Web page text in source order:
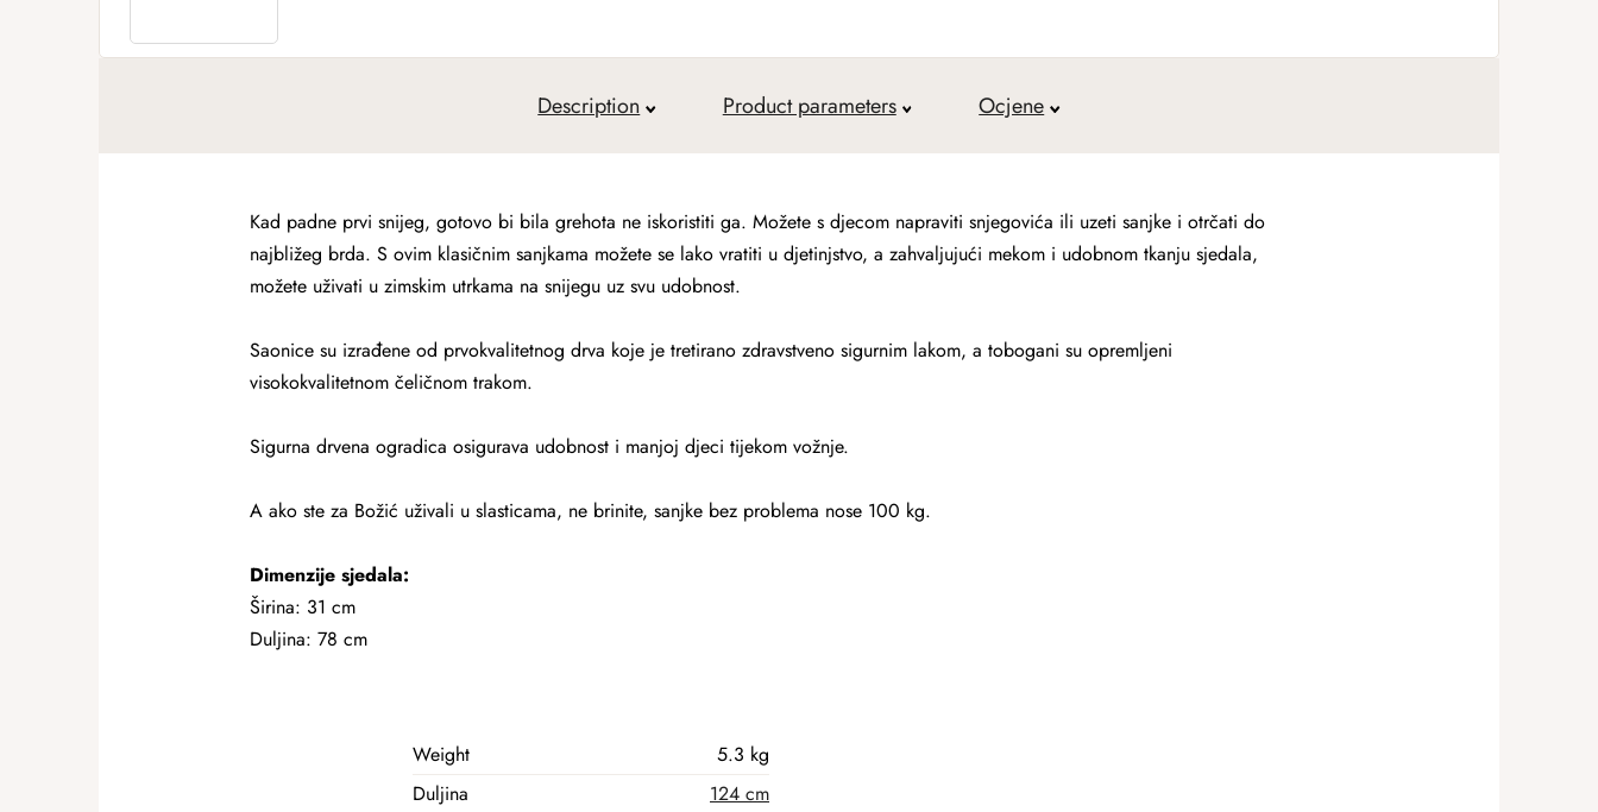
Description Product parameters Ocjene
Kad padne prvi snijeg, gotovo bi bila grehota ne iskoristiti ga. Možete s djecom napraviti snjegovića ili uzeti sanjke i otrčati do
najbližeg brda. S ovim klasičnim sanjkama možete se lako vratiti u djetinjstvo, a zahvaljujući mekom i udobnom tkanju sjedala,
možete uživati ​​u zimskim utrkama na snijegu uz svu udobnost.
Saonice su izrađene od prvokvalitetnog drva koje je tretirano zdravstveno sigurnim lakom, a tobogani su opremljeni
visokokvalitetnom čeličnom trakom.
Sigurna drvena ogradica osigurava udobnost i manjoj djeci tijekom vožnje.
A ako ste za Božić uživali u slasticama, ne brinite, sanjke bez problema nose 100 kg.
Dimenzije sjedala:
Širina: 31 cm
Duljina: 78 cm
Weight
5.3 kg
Duljina
124 cm